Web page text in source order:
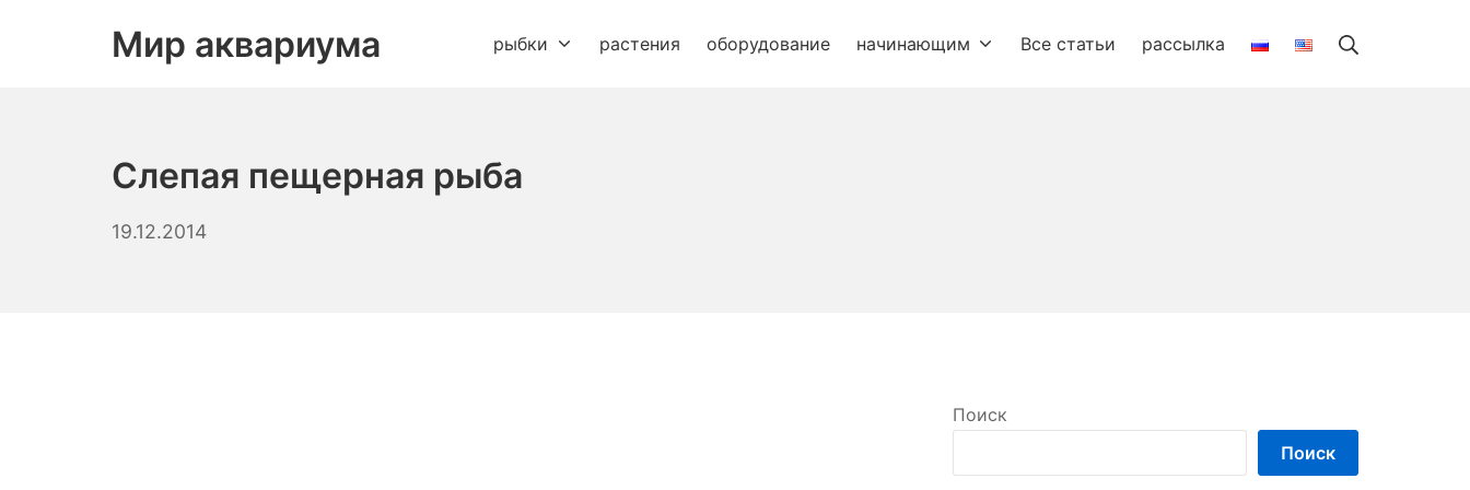
Мир аквариума рыбки растения оборудование начинающим Все статьи рассылка
Слепая пещерная рыба
19.12.201401.09.2023
Поиск
Поиск